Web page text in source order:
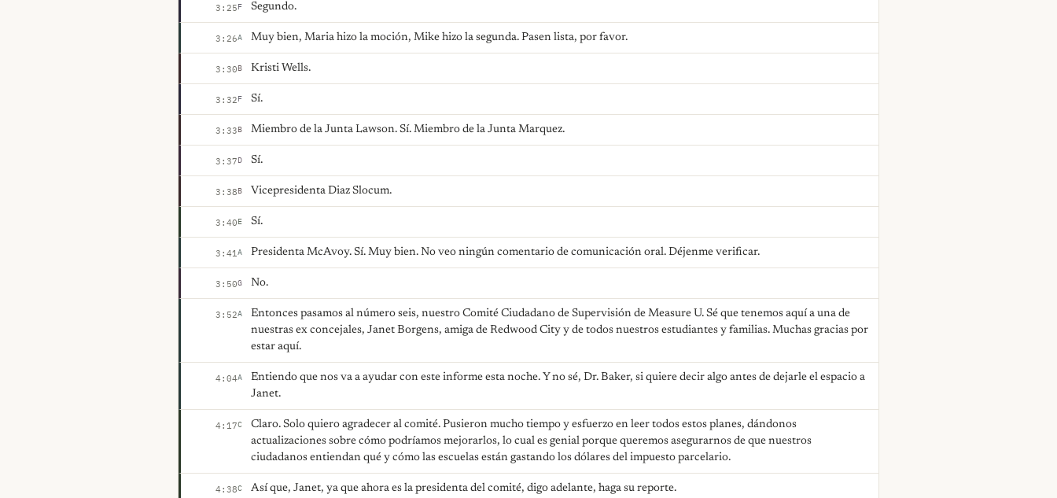
3:25F Segundo.
3:26A Muy bien, Maria hizo la moción, Mike hizo la segunda. Pasen lista, por favor.
3:30B Kristi Wells.
3:32F Sí.
3:33B Miembro de la Junta Lawson. Sí. Miembro de la Junta Marquez.
3:37D Sí.
3:38B Vicepresidenta Diaz Slocum.
3:40E Sí.
3:41A Presidenta McAvoy. Sí. Muy bien. No veo ningún comentario de comunicación oral. Déjenme verificar.
3:50G No.
3:52A
Entonces pasamos al número seis, nuestro Comité Ciudadano de Supervisión de Measure U. Sé que tenemos aquí a una de
nuestras ex concejales, Janet Borgens, amiga de Redwood City y de todos nuestros estudiantes y familias. Muchas gracias por
estar aquí.
4:04A
Entiendo que nos va a ayudar con este informe esta noche. Y no sé, Dr. Baker, si quiere decir algo antes de dejarle el espacio a
Janet.
4:17C
Claro. Solo quiero agradecer al comité. Pusieron mucho tiempo y esfuerzo en leer todos estos planes, dándonos
actualizaciones sobre cómo podríamos mejorarlos, lo cual es genial porque queremos asegurarnos de que nuestros
ciudadanos entiendan qué y cómo las escuelas están gastando los dólares del impuesto parcelario.
4:38C Así que, Janet, ya que ahora es la presidenta del comité, digo adelante, haga su reporte.